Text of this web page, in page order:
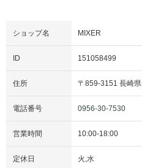
ショップ名 MIXER
ID 151058499
住所 〒 859-3151 長崎県
電話番号 0956-30-7530
営業時間 10:00-18:00
定休日 火,水